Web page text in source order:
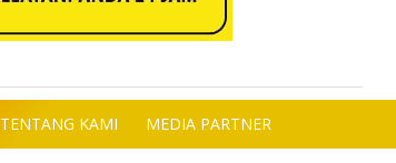
TENTANG KAMI MEDIA PARTNER